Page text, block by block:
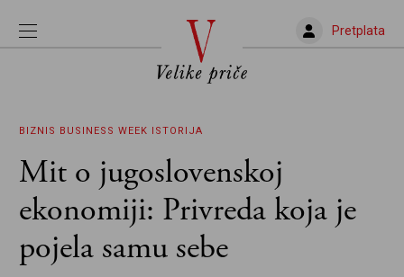
Pretplata
BIZNIS BUSINESS WEEK ISTORIJA
Mit o jugoslovenskoj
ekonomiji: Privreda koja je
pojela samu sebe